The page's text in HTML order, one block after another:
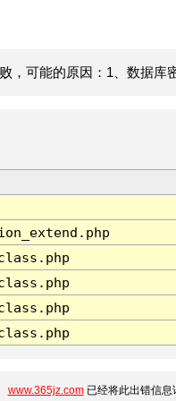
，可能的原因：1、数据库
www.365jz.com已经将此出错信息